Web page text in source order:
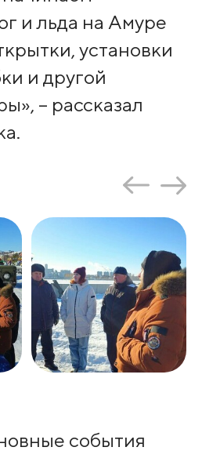
и льда на Амуре
установки
и другой
– рассказал
события